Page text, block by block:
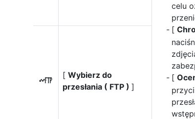
celu
[
[
N
[ Wybierz do
przesłania ( FTP ) ]